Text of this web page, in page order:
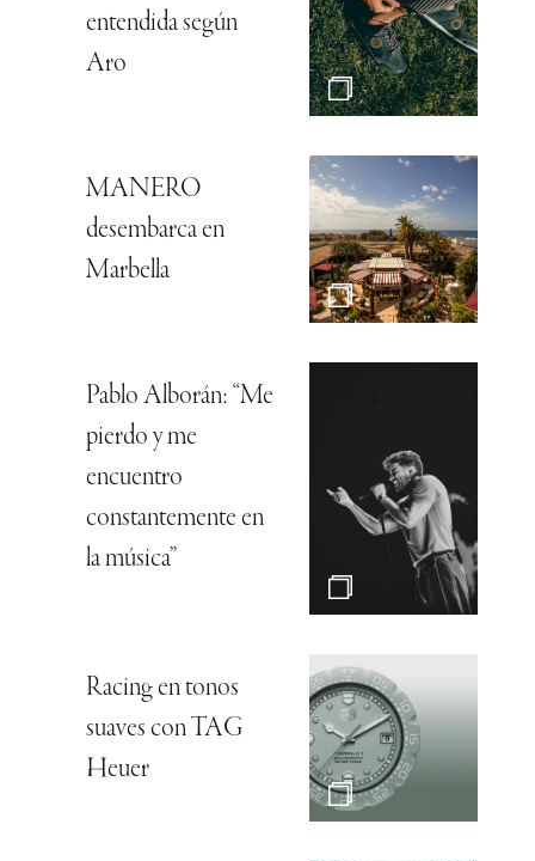
entendida según
Aro
MANERO
desembarca en
Marbella
Pablo Alborán: “Me
pierdo y me
encuentro
constantemente en
la música”
Racing en tonos
suaves con TAG
Heuer